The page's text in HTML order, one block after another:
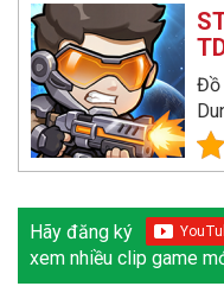
Đồ
Hãy đăng ký
xem nhiều clip game